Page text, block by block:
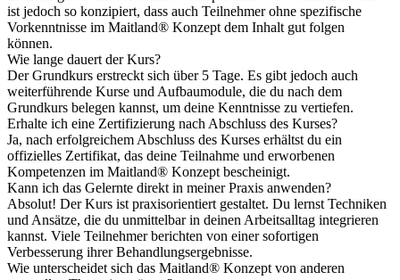
ist jedoch so konzipiert, dass auch Teilnehmer ohne spezifische
Vorkenntnisse im Maitland® Konzept dem Inhalt gut folgen
können.
Wie lange dauert der Kurs?
Der Grundkurs erstreckt sich über 5 Tage. Es gibt jedoch auch
weiterführende Kurse und Aufbaumodule, die du nach dem
Grundkurs belegen kannst, um deine Kenntnisse zu vertiefen.
Erhalte ich eine Zertifizierung nach Abschluss des Kurses?
Ja, nach erfolgreichem Abschluss des Kurses erhältst du ein
offizielles Zertifikat, das deine Teilnahme und erworbenen
Kompetenzen im Maitland® Konzept bescheinigt.
Kann ich das Gelernte direkt in meiner Praxis anwenden?
Absolut! Der Kurs ist praxisorientiert gestaltet. Du lernst Techniken
und Ansätze, die du unmittelbar in deinen Arbeitsalltag integrieren
kannst. Viele Teilnehmer berichten von einer sofortigen
Verbesserung ihrer Behandlungsergebnisse.
Wie unterscheidet sich das Maitland® Konzept von anderen